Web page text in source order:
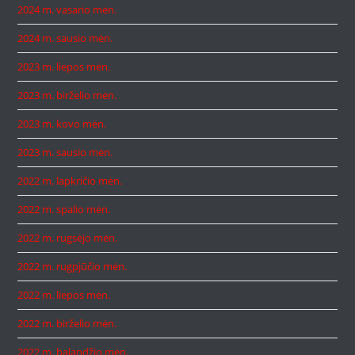
2024 m. vasario mėn.
2024 m. sausio mėn.
2023 m. liepos mėn.
2023 m. birželio mėn.
2023 m. kovo mėn.
2023 m. sausio mėn.
2022 m. lapkričio mėn.
2022 m. spalio mėn.
2022 m. rugsėjo mėn.
2022 m. rugpjūčio mėn.
2022 m. liepos mėn.
2022 m. birželio mėn.